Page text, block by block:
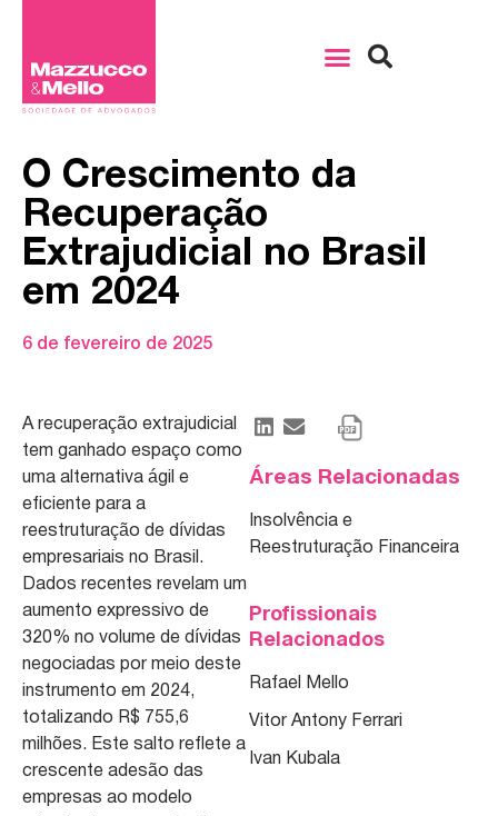
O Crescimento da
Recuperação
Extrajudicial no Brasil
em 2024
6 de fevereiro de 2025
A recuperação extrajudicial
tem ganhado espaço como
uma alternativa ágil e
eficiente para a
reestruturação de dívidas
empresariais no Brasil.
Dados recentes revelam um
aumento expressivo de
320% no volume de dívidas
negociadas por meio deste
instrumento em 2024,
totalizando R$ 755,6
milhões. Este salto reflete a
crescente adesão das
empresas ao modelo
Áreas Relacionadas
Insolvência e
Reestruturação Financeira
Profissionais
Relacionados
Rafael Mello
Vitor Antony Ferrari
Ivan Kubala